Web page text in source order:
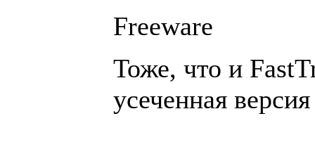
Freeware
Тоже, что и
усеченная версия